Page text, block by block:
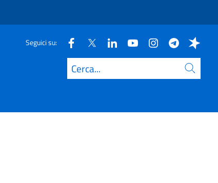
Seguici su:
Cerca